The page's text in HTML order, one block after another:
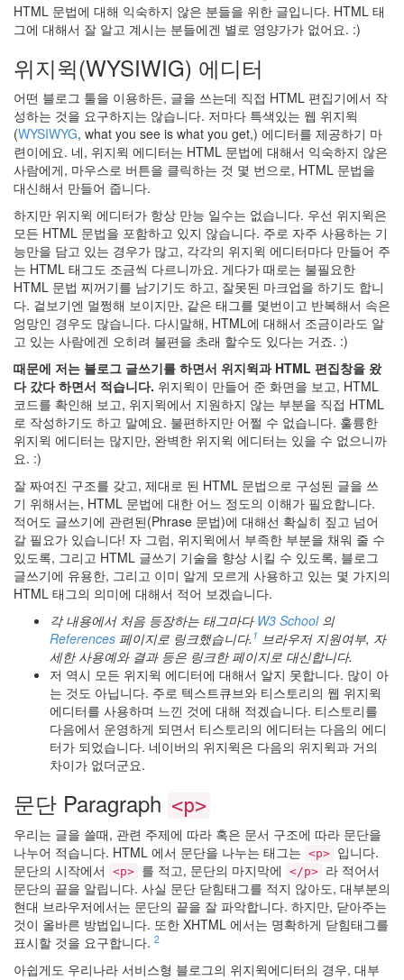
HTML 문법에 대해 익숙하지 않은 분들을 위한 글입니다. HTML 태
그에 대해서 잘 알고 계시는 분들에겐 별로 영양가가 없어요. :)
위지윅(WYSIWIG) 에디터
어떤 블로그 툴을 이용하든, 글을 쓰는데 직접 HTML 편집기에서 작
성하는 것을 요구하지는 않습니다. 저마다 특색있는 웹 위지윅
(WYSIWYG, what you see is what you get,) 에디터를 제공하기 마
련이에요. 네, 위지윅 에디터는 HTML 문법에 대해서 익숙하지 않은
사람에게, 마우스로 버튼을 클릭하는 것 몇 번으로, HTML 문법을
대신해서 만들어 줍니다.
하지만 위지윅 에디터가 항상 만능 일수는 없습니다. 우선 위지윅은
모든 HTML 문법을 포함하고 있지 않습니다. 주로 자주 사용하는 기
능만을 담고 있는 경우가 많고, 각각의 위지윅 에디터마다 만들어 주
는 HTML 태그도 조금씩 다르니까요. 게다가 때로는 불필요한
HTML 문법 찌꺼기를 남기기도 하고, 잘못된 마크업을 하기도 합니
다. 겉보기엔 멀쩡해 보이지만, 같은 태그를 몇번이고 반복해서 속은
엉망인 경우도 많습니다. 다시말해, HTML에 대해서 조금이라도 알
고 있는 사람에겐 오히려 불편을 초래 할수도 있다는 거죠. :)
때문에 저는 블로그 글쓰기를 하면서 위지윅과 HTML 편집창을 왔
다 갔다 하면서 적습니다. 위지윅이 만들어 준 화면을 보고, HTML
코드를 확인해 보고, 위지윅에서 지원하지 않는 부분을 직접 HTML
로 작성하기도 하고 말예요. 불편하지만 어쩔 수 없습니다. 훌륭한
위지윅 에디터는 많지만, 완벽한 위지윅 에디터는 있을 수 없으니까
요. :)
잘 짜여진 구조를 갖고, 제대로 된 HTML 문법으로 구성된 글을 쓰
기 위해서는, HTML 문법에 대한 어느 정도의 이해가 필요합니다.
적어도 글쓰기에 관련된(Phrase 문법)에 대해선 확실히 짚고 넘어
갈 필요가 있습니다! 자 그럼, 위지윅에서 부족한 부분을 채워 줄 수
있도록, 그리고 HTML 글쓰기 기술을 향상 시킬 수 있도록, 블로그
글쓰기에 유용한, 그리고 이미 알게 모르게 사용하고 있는 몇 가지의
HTML 태그의 의미에 대해서 적어 보겠습니다.
각 내용에서 처음 등장하는 태그마다 W3 School의
References 페이지로 링크했습니다. 1 브라우저 지원여부, 자
세한 사용예와 결과 등은 링크한 페이지로 대신합니다.
저 역시 모든 위지윅 에디터에 대해서 알지 못합니다. 많이 아
는 것도 아닙니다. 주로 텍스트큐브와 티스토리의 웹 위지윅
에디터를 사용하며 느낀 것에 대해 적겠습니다. 티스토리를
다음에서 운영하게 되면서 티스토리의 에디터는 다음의 에디
터가 되었습니다. 네이버의 위지윅은 다음의 위지윅과 거의
차이가 없더군요.
문단 Paragraph <p>
우리는 글을 쓸때, 관련 주제에 따라 혹은 문서 구조에 따라 문단을
나누어 적습니다. HTML 에서 문단을 나누는 태그는 <p> 입니다.
문단의 시작에서
<p> 를 적고, 문단의 마지막에 </p> 라 적어서
문단의 끝을 알립니다. 사실 문단 닫힘태그를 적지 않아도, 대부분의
현대 브라우저에서는 문단의 끝을 잘 파악합니다. 하지만, 닫아주는
것이 올바른 방법입니다. 또한 XHTML 에서는 명확하게 닫힘태그를
표시할 것을 요구합니다. 2
아쉽게도 우리나라 서비스형 블로그의 위지윅에디터의 경우, 대부
forSteve
1
Recent
Posts
무
엇
을
찾
아
오
셨
든
더
이
상
이
블
로
그
는
운
영
되
지
않
습
니
다.
by
hi8ar
디
아
블
로
안
녕
~
3
by
hi8ar